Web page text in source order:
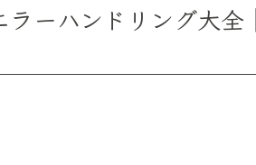
ーハンドリング大